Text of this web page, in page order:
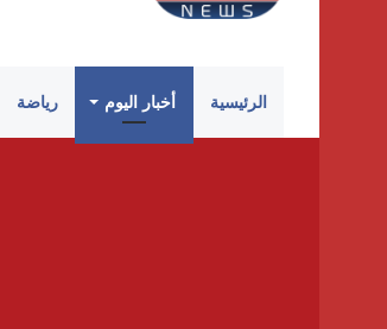
الرئيسية أخبار اليوم رياضة